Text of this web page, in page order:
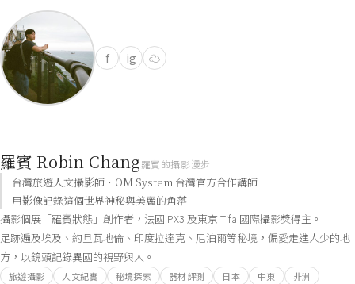
f ig ☁
羅賓 Robin Chang羅賓的攝影漫步
台灣旅遊人文攝影師・OM System 台灣官方合作講師
用影像記錄這個世界神秘與美麗的角落
攝影個展「羅賓狀態」創作者，法國 PX3 及東京 Tifa 國際攝影獎得主。
足跡遍及埃及、約旦瓦地倫、印度拉達克、尼泊爾等秘境，偏愛走進人少的地
方，以鏡頭記錄異國的視野與人。
旅遊攝影 人文紀實 秘境探索 器材評測 日本 中東 非洲